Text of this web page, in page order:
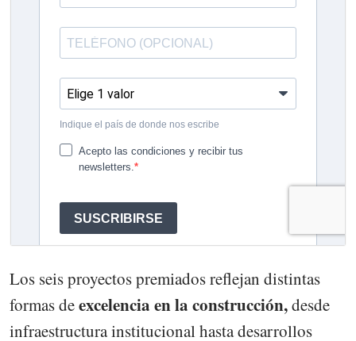
Los seis proyectos premiados reflejan distintas
formas deexcelencia en la construcción,desde
infraestructura institucional hasta desarrollos